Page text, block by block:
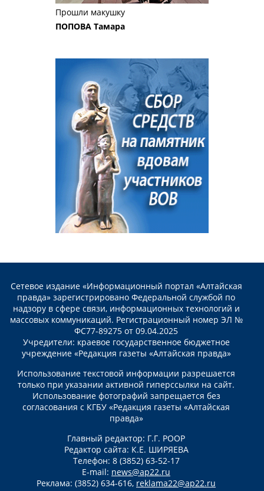
Прошли макушку
ПОПОВА Тамара
Сетевое издание «Информационный портал «Алтайская
правда» зарегистрировано Федеральной службой по
надзору в сфере связи, информационных технологий и
массовых коммуникаций. Регистрационный номер ЭЛ №
ФС77-89275 от 09.04.2025
Учредители: краевое государственное бюджетное
учреждение «Редакция газеты «Алтайская правда»
Использование текстовой информации разрешается
только при указании активной гиперссылки на сайт.
Использование фотографий запрещается без
согласования с КГБУ «Редакция газеты «Алтайская
правда»
Главный редактор: Г.Г. РООР
Редактор сайта: К.Е. ШИРЯЕВА
Телефон: 8 (3852) 63-52-17
E-mail: news@ap22.ru
Реклама: (3852) 634-616, reklama22@ap22.ru